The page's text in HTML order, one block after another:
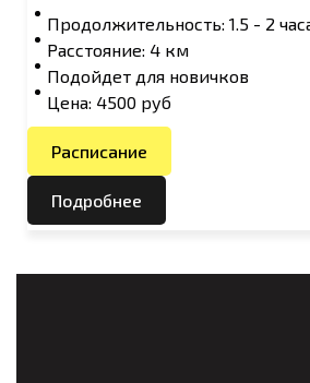
Продолжительность: 1.5 - 2
Расстояние: 4 км
Подойдет для новичков
Цена: 4500 руб
Расписание
Подробнее